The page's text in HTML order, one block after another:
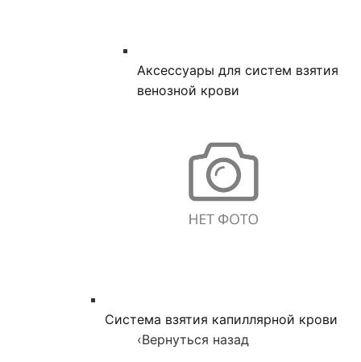
Аксессуары для систем взятия
венозной крови
Система взятия капиллярной крови
‹Вернуться назад